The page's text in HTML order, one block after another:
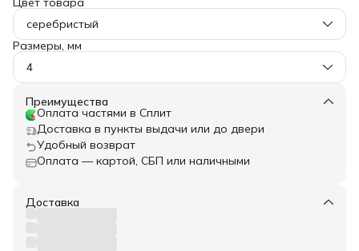
серебристый
Размеры, мм
4
Преимущества
Оплата частями в Сплит
Доставка в пункты выдачи или до двери
Удобный возврат
Оплата — картой, СБП или наличными
Доставка